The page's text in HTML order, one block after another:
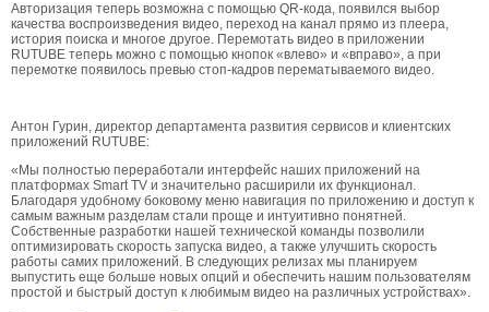
Авторизация теперь возможна с помощью QR-кода, появился выбор
качества воспроизведения видео, переход на канал прямо из плеера,
история поиска и многое другое. Перемотать видео в приложении
RUTUBE теперь можно с помощью кнопок «влево» и «вправо», а при
перемотке появилось превью стоп-кадров перематываемого видео.
Антон Гурин, директор департамента развития сервисов и клиентских
приложений RUTUBE:
«Мы полностью переработали интерфейс наших приложений на
платформах Smart TV и значительно расширили их функционал.
Благодаря удобному боковому меню навигация по приложению и доступ к
самым важным разделам стали проще и интуитивно понятней.
Собственные разработки нашей технической команды позволили
оптимизировать скорость запуска видео, а также улучшить скорость
работы самих приложений. В следующих релизах мы планируем
выпустить еще больше новых опций и обеспечить нашим пользователям
простой и быстрый доступ к любимым видео на различных устройствах».